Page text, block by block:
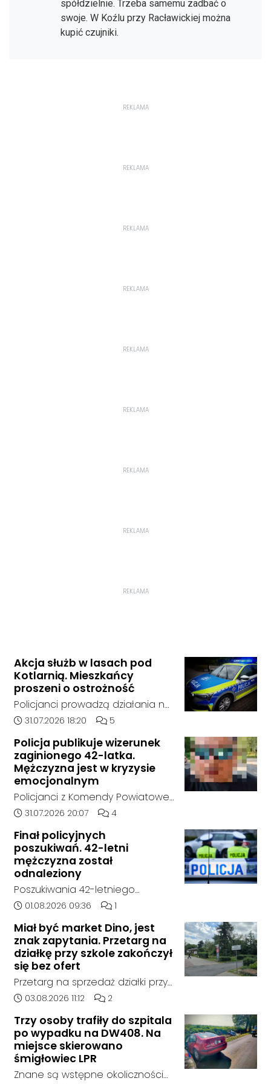
spółdzielnie. Trzeba samemu zadbać o
swoje. W Koźlu przy Racławickiej można
kupić czujniki.
REKLAMA
REKLAMA
REKLAMA
REKLAMA
REKLAMA
REKLAMA
REKLAMA
REKLAMA
REKLAMA
Akcja służb w lasach pod
Kotlarnią. Mieszkańcy
proszeni o ostrożność
Policjanci prowadzą działania na
terenie kompleksów leśnych w
nam się ustalić, funkcjonariusze
poszukują mężczyzny, który może
posiadać niebezpieczne
narzędzie, nieoficjalnie broń i
stanowić zagrożenie dla osób
postronnych.
Data dodania artykułu:
31.07.2026 18:20 Liczba komentarzy artykułu:
5
Policja publikuje wizerunek
zaginionego 42-latka.
Mężczyzna jest w kryzysie
emocjonalnym
Policjanci z Komendy Powiatowej
Policji w Kędzierzynie-Koźlu
który jest w kryzysie
emocjonalnym i może chcieć
targnąć się na swoje życie.
Ostatni raz był widziany 31 lipca
2026 w godzinach
popołudniowych w rejonie
miejscowości w Goszyce. Od
tego momentu nie nawiązał
kontaktu z rodziną.
Data dodania artykułu:
31.07.2026 20:07 Liczba komentarzy artykułu:
4
Finał policyjnych
poszukiwań. 42-letni
mężczyzna został
odnaleziony
Poszukiwania 42-letniego
mężczyzny zostały zakończone.
policja, został on odnaleziony w
sobotę, 1 sierpnia, na terenie
kompleksu leśnego w powiecie
raciborskim, w województwie
śląskim.
Data dodania artykułu:
01.08.2026 09:36 Liczba komentarzy artykułu:
1
Miał być market Dino, jest
znak zapytania. Przetarg na
działkę przy szkole zakończył
się bez ofert
Przetarg na sprzedaż działki przy
Zespole Szkół Technicznych i
Kędzierzynie-Koźlu zakończył się
bez rozstrzygnięcia. Mimo
wcześniejszego zainteresowania
terenem ze strony sieci Dino, do
Data dodania artykułu:
03.08.2026 11:12 Liczba komentarzy artykułu:
2
Trzy osoby trafiły do szpitala
po wypadku na DW408. Na
miejsce skierowano
śmigłowiec LPR
Znane są wstępne okoliczności